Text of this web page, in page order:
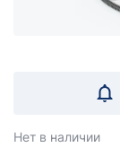
Нет в наличии